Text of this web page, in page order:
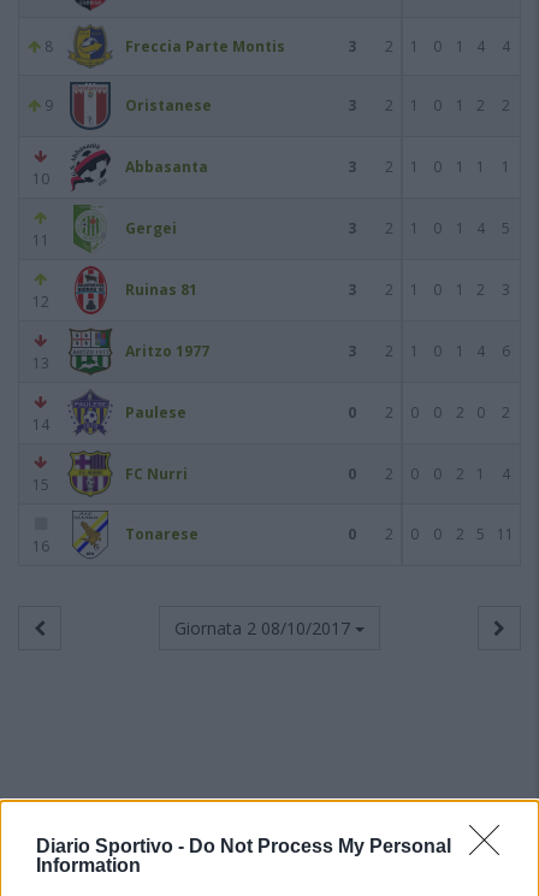
Diario Sportivo - Do Not Process My Personal
Information
8 Freccia Parte Montis 3 2 1 0 1 4 4
9 Oristanese 3 2 1 0 1 2 2
10
Abbasanta 3 2 1 0 1 1 1
11
Gergei 3 2 1 0 1 4 5
12
Ruinas 81 3 2 1 0 1 2 3
13
Aritzo 1977 3 2 1 0 1 4 6
14
Paulese 0 2 0 0 2 0 2
15
FC Nurri 0 2 0 0 2 1 4
16
Tonarese 0 2 0 0 2 5 11
Giornata 2 08/10/2017